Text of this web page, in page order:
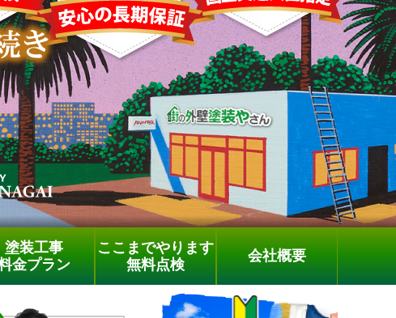
塗装工事
金プラン
ここまでやります
無料点検
会社概要